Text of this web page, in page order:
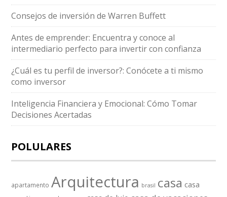
Consejos de inversión de Warren Buffett
Antes de emprender: Encuentra y conoce al
intermediario perfecto para invertir con confianza
¿Cuál es tu perfil de inversor?: Conócete a ti mismo
como inversor
Inteligencia Financiera y Emocional: Cómo Tomar
Decisiones Acertadas
POLULARES
apartamento Arquitectura brasil casa casa